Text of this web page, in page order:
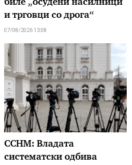
биле „осудени насилници
и трговци со дрога“
07/08/2026 13:08
ССНМ: Владата
систематски одбива